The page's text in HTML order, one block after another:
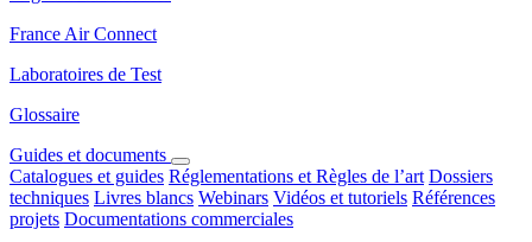
France Air Connect
Laboratoires de Test
Glossaire
Guides et documents
Catalogues et guides Réglementations et Règles de l’art Dossiers
techniques Livres blancs Webinars Vidéos et tutoriels Références
projets Documentations commerciales